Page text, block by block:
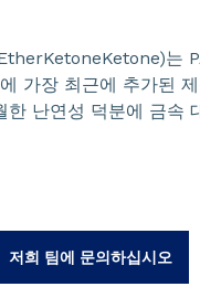
는
가장 최근에 추가된
한 난연성 덕분에 금속
저희 팀에 문의하십시오